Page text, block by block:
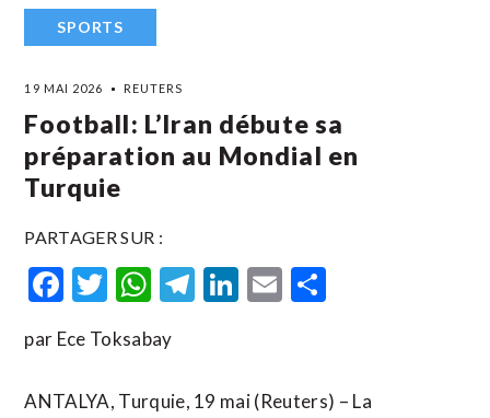
SPORTS
19 MAI 2026 REUTERS
Football: L’Iran débute sa
préparation au Mondial en
Turquie
PARTAGER SUR :
Facebook
Twitter
WhatsApp
Telegram
LinkedIn
Email
par Ece Toksabay
ANTALYA, Turquie, 19 mai (Reuters) – La